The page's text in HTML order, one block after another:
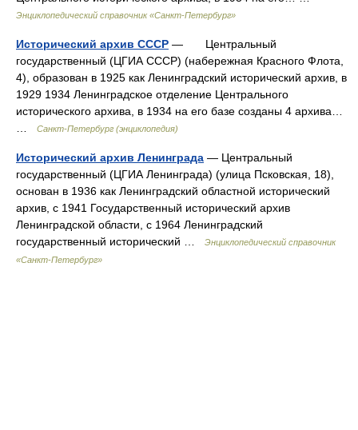
Энциклопедический справочник «Санкт-Петербург»
Исторический архив СССР — Центральный
государственный (ЦГИА СССР) (набережная Красного Флота,
4), образован в 1925 как Ленинградский исторический архив, в
1929 1934 Ленинградское отделение Центрального
исторического архива, в 1934 на его базе созданы 4 архива…
…
Санкт-Петербург (энциклопедия)
Исторический архив Ленинграда — Центральный
государственный (ЦГИА Ленинграда) (улица Псковская, 18),
основан в 1936 как Ленинградский областной исторический
архив, с 1941 Государственный исторический архив
Ленинградской области, с 1964 Ленинградский
государственный исторический …
Энциклопедический справочник
«Санкт-Петербург»